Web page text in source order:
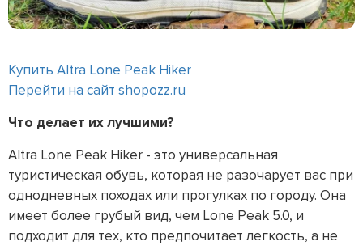
Купить Altra Lone Peak Hiker
Перейти на сайт shopozz.ru
Что делает их лучшими?
Altra Lone Peak Hiker - это универсальная
туристическая обувь, которая не разочарует вас при
однодневных походах или прогулках по городу. Она
имеет более грубый вид, чем Lone Peak 5.0, и
подходит для тех, кто предпочитает легкость, а не